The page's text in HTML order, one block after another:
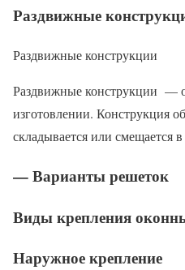
Раздвижные
Раздвижные конструкции
Раздвижные конструкции —
изготовлении. Конструкция
складывается или смещается
— Варианты решеток
Виды крепления
Наружное крепление